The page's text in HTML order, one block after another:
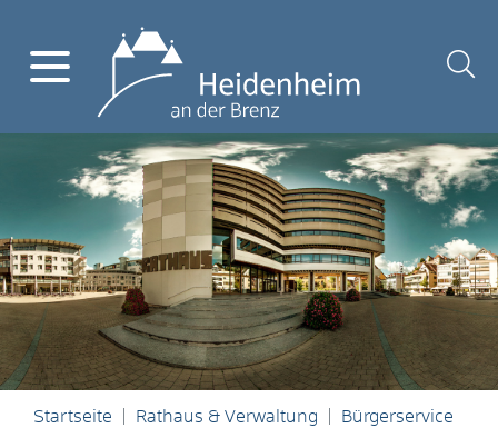
Startseite Rathaus & Verwaltung
Bürgerservice